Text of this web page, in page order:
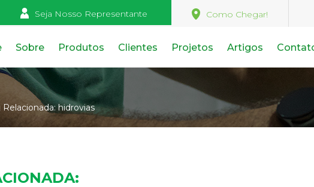
Seja Nosso Representante Como Chegar!
Sobre Produtos Clientes Projetos Artigos
Relacionada:hidrovias